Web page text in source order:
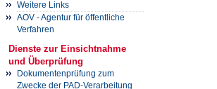
Weitere Links
AOV - Agentur für öffentliche
Verfahren
Dienste zur Einsichtnahme
und Überprüfung
Dokumentenprüfung zum
Zwecke der PAD-Verarbeitung